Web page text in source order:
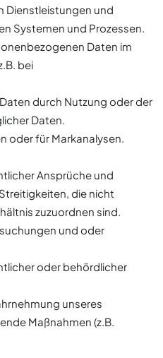
Dienstleistungen und
Systemen und Prozessen.
Daten im
bei
durch Nutzung oder der
Daten.
oder für Markanalysen.
Ansprüche und
die nicht
zuzuordnen sind.
und oder
oder behördlicher
unseres
Maßnahmen (z.B.